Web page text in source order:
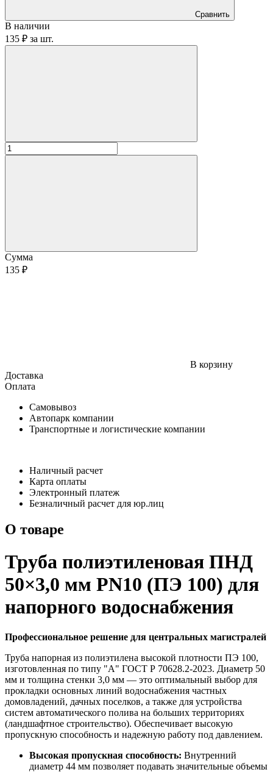
Сравнить
В наличии
135 ₽ за шт.
Сумма
135 ₽
В корзину
Доставка
Оплата
Самовывоз
Автопарк компании
Транспортные и логистические компании
Наличный расчет
Карта оплаты
Электронный платеж
Безналичный расчет для юр.лиц
О товаре
Труба полиэтиленовая ПНД
50×3,0 мм PN10 (ПЭ 100) для
напорного водоснабжения
Профессиональное решение для центральных магистралей
Труба напорная из полиэтилена высокой плотности ПЭ 100,
изготовленная по типу "А" ГОСТ Р 70628.2-2023. Диаметр 50
мм и толщина стенки 3,0 мм — это оптимальный выбор для
прокладки основных линий водоснабжения частных
домовладений, дачных поселков, а также для устройства
систем автоматического полива на больших территориях
(ландшафтное строительство). Обеспечивает высокую
пропускную способность и надежную работу под давлением.
Высокая пропускная способность: Внутренний
диаметр 44 мм позволяет подавать значительные объемы